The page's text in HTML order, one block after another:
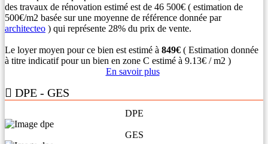
des travaux de rénovation estimé est de 46 500€ ( estimation de
500€/m2 basée sur une moyenne de référence donnée par
architecteo ) qui représente 28% du prix de vente.
Le loyer moyen pour ce bien est estimé à 849€ ( Estimation donnée
à titre indicatif pour un bien en zone C estimé à 9.13€ / m2 )
En savoir plus
DPE - GES
DPE
GES